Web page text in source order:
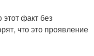
факт без
что это проявление